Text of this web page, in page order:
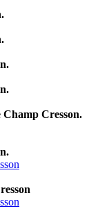
Champ Cresson.